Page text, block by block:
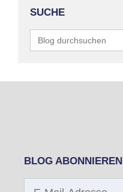
SUCHE
for:
BLOG ABONNIEREN